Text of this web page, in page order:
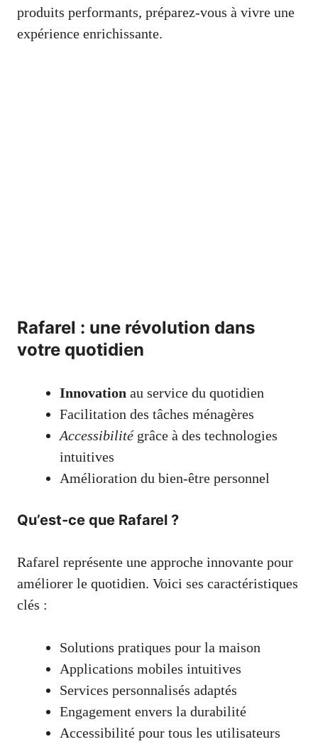
produits performants, préparez-vous à vivre une
expérience enrichissante.
Rafarel : une révolution dans
votre quotidien
Innovation au service du quotidien
Facilitation des tâches ménagères
Accessibilitégrâce à des technologies
intuitives
Amélioration du bien-être personnel
Qu’est-ce que Rafarel ?
Rafarel représente une approche innovante pour
améliorer le quotidien. Voici ses caractéristiques
clés :
Solutions pratiques pour la maison
Applications mobiles intuitives
Services personnalisés adaptés
Engagement envers la durabilité
Accessibilité pour tous les utilisateurs